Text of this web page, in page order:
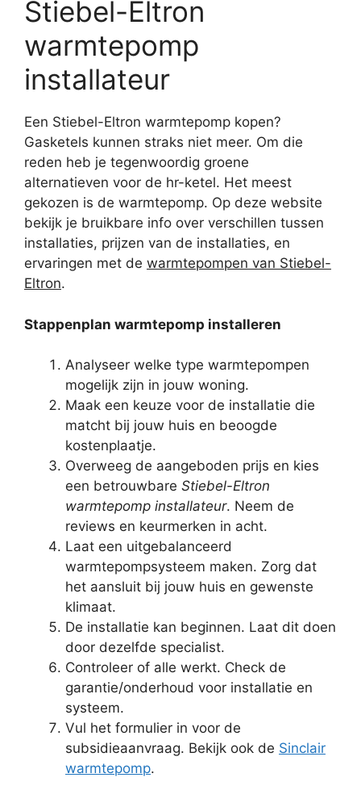
Stiebel-Eltron
warmtepomp
installateur
Een Stiebel-Eltron warmtepomp kopen?
Gasketels kunnen straks niet meer. Om die
reden heb je tegenwoordig groene
alternatieven voor de hr-ketel. Het meest
gekozen is de warmtepomp. Op deze website
bekijk je bruikbare info over verschillen tussen
installaties, prijzen van de installaties, en
ervaringen met de warmtepompen van Stiebel-
Eltron.
Stappenplan warmtepomp installeren
Analyseer welke type warmtepompen
mogelijk zijn in jouw woning.
Maak een keuze voor de installatie die
matcht bij jouw huis en beoogde
kostenplaatje.
Overweeg de aangeboden prijs en kies
een betrouwbare Stiebel-Eltron
warmtepomp installateur. Neem de
reviews en keurmerken in acht.
Laat een uitgebalanceerd
warmtepompsysteem maken. Zorg dat
het aansluit bij jouw huis en gewenste
klimaat.
De installatie kan beginnen. Laat dit doen
door dezelfde specialist.
Controleer of alle werkt. Check de
garantie/onderhoud voor installatie en
systeem.
Vul het formulier in voor de
subsidieaanvraag. Bekijk ook de Sinclair
warmtepomp.